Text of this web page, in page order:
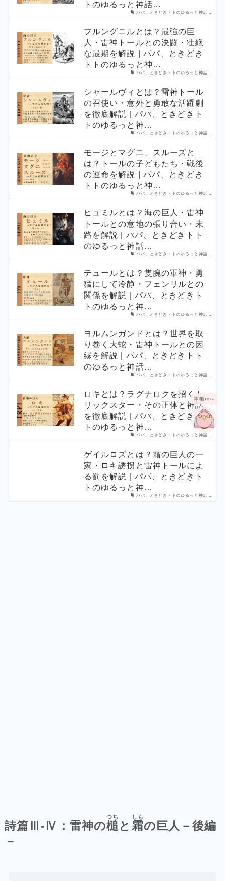
パパ、ときどきトトのゆるっと神話…
トのゆるっと神話…
パパ、ときどきトトのゆるっと神話…
フルングニルとは？最強の巨
人・雷神トールとの決闘・壮絶
な最期を解説 | パパ、ときどき
トトのゆるっと神…
パパ、ときどきトトのゆるっと神話…
シャールヴィとは？雷神トール
の召使い・意外と勇敢な活躍劇
を徹底解説 | パパ、ときどきト
トのゆるっと神…
パパ、ときどきトトのゆるっと神話…
モージとマグニ、スルーズと
は？トールの子どもたち・戦後
の運命を解説 | パパ、ときどき
トトのゆるっと神…
パパ、ときどきトトのゆるっと神話…
ヒュミルとは？海の巨人・雷神
トールとの意地の張り合い・末
路を解説 | パパ、ときどきトト
のゆるっと神話…
パパ、ときどきトトのゆるっと神話…
テュールとは？隻腕の軍神・勇
猛にして冷静・フェンリルとの
関係を解説 | パパ、ときどきト
トのゆるっと神…
パパ、ときどきトトのゆるっと神話…
ヨルムンガンドとは？世界を取
り巻く大蛇・雷神トールとの因
縁を解説 | パパ、ときどきトト
のゆるっと神話…
パパ、ときどきトトのゆるっと神話…
ロキとは？ラグナロクを招くト
リックスター・その正体と神話
を徹底解説 | パパ、ときどきト
トのゆるっと神…
パパ、ときどきトトのゆるっと神話…
ゲイルロズとは？霜の巨人の一
家・ロキ誘拐と雷神トールによ
る罰を解説 | パパ、ときどきト
トのゆるっと神…
詩篇Ⅲ-Ⅳ：雷神の槌
つち
と 霜
しも
の巨人－後編
－